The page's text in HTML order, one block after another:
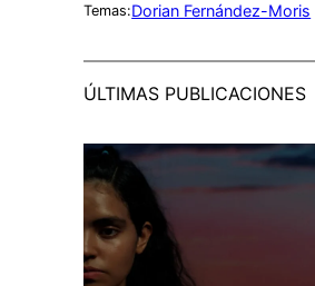
Temas:Dorian Fernández-Moris
ÚLTIMAS PUBLICACIONES